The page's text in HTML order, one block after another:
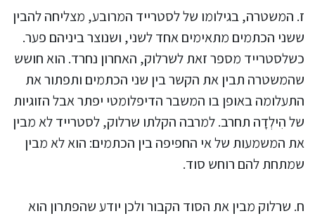
ז. המשטרה, בגילומו של לסטרייד המרובע, מצליחה להבין
ששני הכתמים מתאימים אחד לשני, ושנוצר ביניהם פער.
כשלסטרייד מספר זאת לשרלוק, האחרון נחרד. הוא חושש
שהמשטרה תבין את הקשר בין שני הכתמים ותפתור את
התעלומה באופן בו המשבר הדיפלומטי יפתר אבל הזוגיות
של הִילְדָה תחרב. למרבה הקלתו שרלוק, לסטרייד לא מבין
את המשמעות של אי החפיפה בין הכתמים: הוא לא מבין
שמתחת להם רוחש סוד.
ח. שרלוק מבין את הסוד הקבור ולכן יודע שהפתרון הוא